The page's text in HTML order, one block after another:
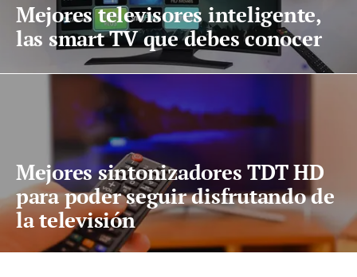
Mejores televisores inteligente,
las smart TV que debes conocer
Mejores sintonizadores TDT HD
para poder seguir disfrutando de
la televisión